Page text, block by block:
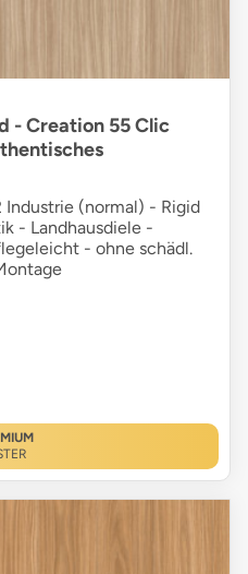
- Creation 55 Clic
(normal) - Rigid
- Landhausdiele -
- ohne schädl.